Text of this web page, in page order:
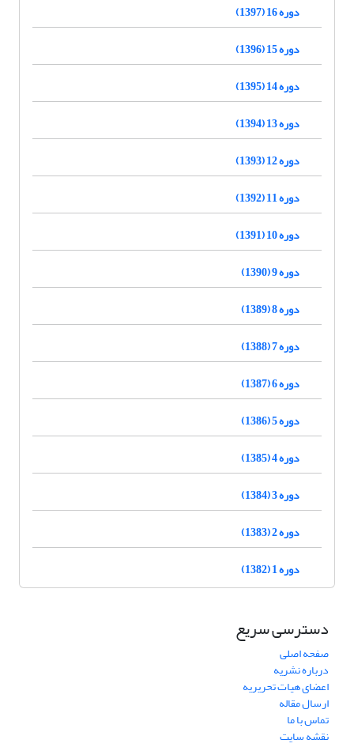
دوره 16 (1397)
دوره 15 (1396)
دوره 14 (1395)
دوره 13 (1394)
دوره 12 (1393)
دوره 11 (1392)
دوره 10 (1391)
دوره 9 (1390)
دوره 8 (1389)
دوره 7 (1388)
دوره 6 (1387)
دوره 5 (1386)
دوره 4 (1385)
دوره 3 (1384)
دوره 2 (1383)
دوره 1 (1382)
دسترسی سریع
صفحه اصلی
درباره نشریه
اعضای هیات تحریریه
ارسال مقاله
تماس با ما
نقشه سایت